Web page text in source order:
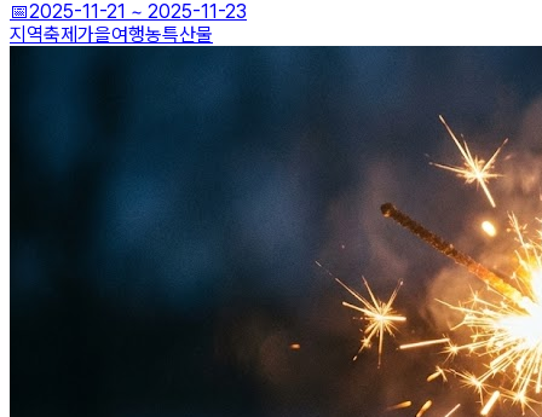
📅2025-11-21 ~ 2025-11-23
지역축제가을여행농특산물